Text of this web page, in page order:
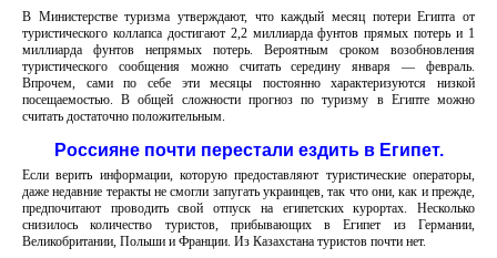
В Министерстве туризма утверждают, что каждый месяц потери Египта от
туристического коллапса достигают 2,2 миллиарда фунтов прямых потерь и 1
миллиарда фунтов непрямых потерь. Вероятным сроком возобновления
туристического сообщения можно считать середину января — февраль.
Впрочем, сами по себе эти месяцы постоянно характеризуются низкой
посещаемостью. В общей сложности прогноз по туризму в Египте можно
считать достаточно положительным.
Россияне почти перестали ездить в Египет.
Если верить информации, которую предоставляют туристические операторы,
даже недавние теракты не смогли запугать украинцев, так что они, как и прежде,
предпочитают проводить свой отпуск на египетских курортах. Несколько
снизилось количество туристов, прибывающих в Египет из Германии,
Великобритании, Польши и Франции. Из Казахстана туристов почти нет.